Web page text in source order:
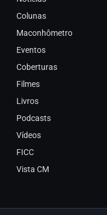
Colunas
Maconhômetro
Eventos
Coberturas
Filmes
Livros
Podcasts
Vídeos
FICC
Vista CM